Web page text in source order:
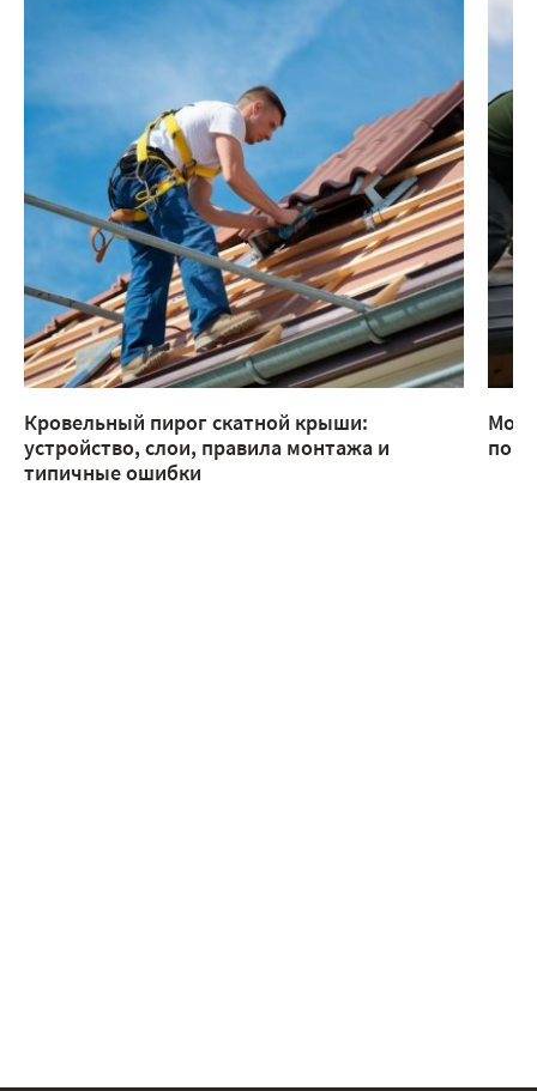
Кровельный пирог скатной крыши:
устройство, слои, правила монтажа и
типичные ошибки